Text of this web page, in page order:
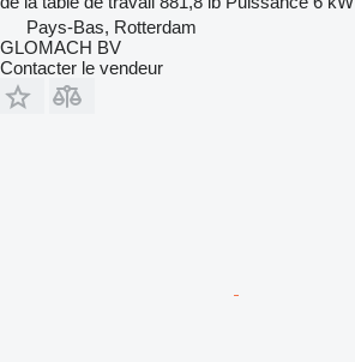
Pays-Bas, Rotterdam
GLOMACH BV
Contacter le vendeur